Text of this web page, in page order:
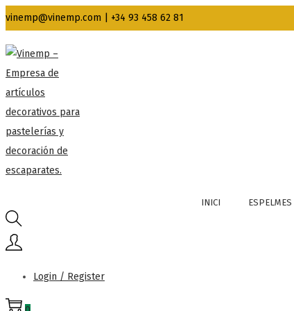
vinemp@vinemp.com | +34 93 458 62 81
INICI ESPELMES
Login / Register